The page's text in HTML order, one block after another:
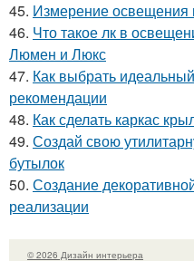
45. Измерение освещения
46. Что такое лк в
Люмен и Люкс
47. Как выбрать
рекомендации
48. Как сделать каркас
49. Создай свою
бутылок
50. Создание
реализации
© 2026 Дизайн интерьера